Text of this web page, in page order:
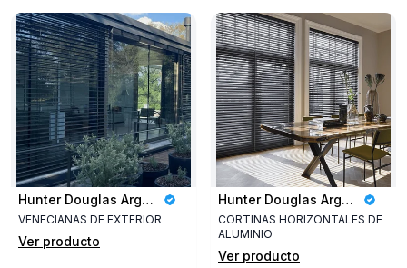
Hunter Douglas Argentina
VENECIANAS DE EXTERIOR
Ver producto
Hunter Douglas Argentina
CORTINAS HORIZONTALES DE
ALUMINIO
Ver producto